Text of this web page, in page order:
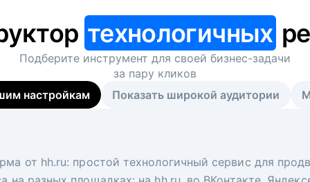
технологичных
Подберите инструмент для своей бизнес-задачи
за пару кликов
настройкам
Показать широкой аудитории
от hh.ru: простой технологичный сервис для
вакансий на главной странице hh.ru.
ключ. Решите, сколько кандидатов и когда вам